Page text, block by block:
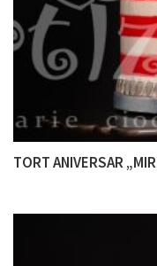
TORT ANIVERSAR